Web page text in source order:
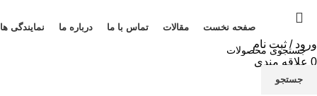
صفحه نخست مقالات تماس با ما درباره ما نمایندگی ها
ورود / ثبت نام
0 علاقه مندی
منوجستجو